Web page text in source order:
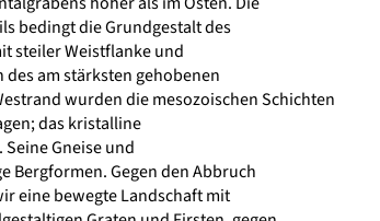
bedingt die Grundgestalt des
steiler Weistflanke und
am stärksten gehobenen
wurden die mesozoischen Schichten
das kristalline
Gneise und
Bergformen. Gegen den Abbruch
eine bewegte Landschaft mit